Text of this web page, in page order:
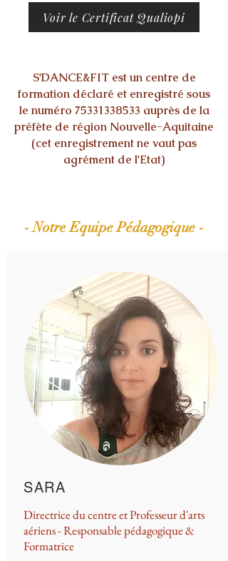
Voir le Certificat Qualiopi
S'DANCE&FIT est un centre de
formation déclaré et enregistré sous
le numéro 75331338533 auprès de la
préfète de région Nouvelle-Aquitaine
(cet enregistrement ne vaut pas
agrément de l'Etat)
- Notre Equipe Pédagogique -
SARA
Directrice du centre et Professeur d'arts
aériens - Responsable pédagogique &
Formatrice